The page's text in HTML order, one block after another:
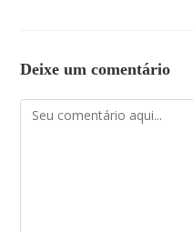
Deixe um comentário